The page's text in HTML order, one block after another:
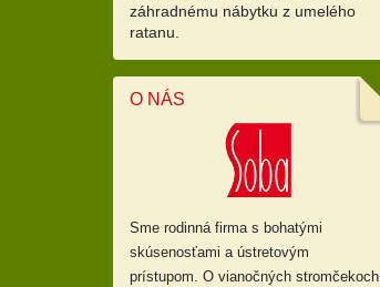
záhradnému nábytku z umelého
ratanu.
O NÁS
Sme rodinná firma s bohatými
skúsenosťami a ústretovým
prístupom. O vianočných stromčekoch